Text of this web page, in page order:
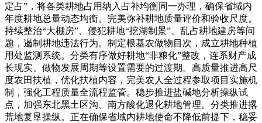
定占”，将各类耕地占用纳入占补均衡同一办理，确保省域内
年度耕地总量动态均衡。完美弥补耕地质量评价和验收尺度。
持续整治“大棚房”、侵犯耕地“挖湖制景”、乱占耕地建房等问
题，遏制耕地违法行为。制定根基农做物目次，成立耕地种植
用处监测系统。分类有序做好耕地“非粮化”整改，连系财产成
长现实、做物发展周期等设置需要的过渡期。高质量推进高尺
度农田扶植，优化扶植内容，完美农人全过程参取项目实施机
制，强化工程质量全流程监管。稳步推进盐碱地分析操纵试
点，加强东北黑土区沟、南方酸化退化耕地管理。分类推进撂
荒地复垦操纵。正在确保省域内耕地使命不降低前提下，稳妥